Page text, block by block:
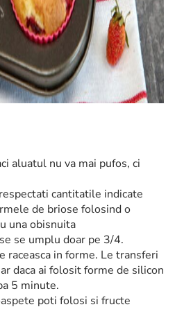
aluatul nu va mai pufos, ci
cantitatile indicate
de briose folosind o
una obisnuita
se umplu doar pe 3/4.
raceasca in forme. Le transferi
daca ai folosit forme de silicon
5 minute.
poti folosi si fructe